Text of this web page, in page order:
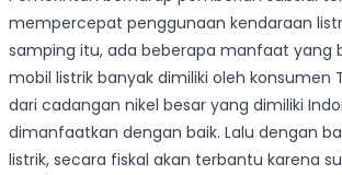
mempercepat penggunaan kendaraan
samping itu, ada beberapa manfaat yang
mobil listrik banyak dimiliki oleh konsumen
dari cadangan nikel besar yang dimiliki
dimanfaatkan dengan baik. Lalu dengan
listrik, secara fiskal akan terbantu karena